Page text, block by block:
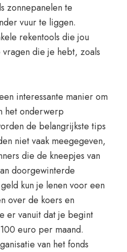
zonnepanelen te
vuur te liggen.
rekentools die jou
die je hebt, zoals
interessante manier om
het onderwerp
de belangrijkste tips
niet vaak meegegeven,
die de kneepjes van
doorgewinterde
kun je lenen voor een
over de koers en
er vanuit dat je begint
euro per maand.
van het fonds